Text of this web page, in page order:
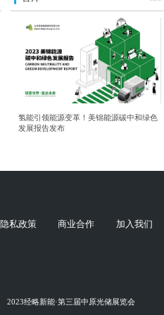
氢能引领能源变革！美锦能源碳中和绿色
发展报告发布
隐私政策 商业合作 加入我们
2023经略新能·第三届中原光储展览会